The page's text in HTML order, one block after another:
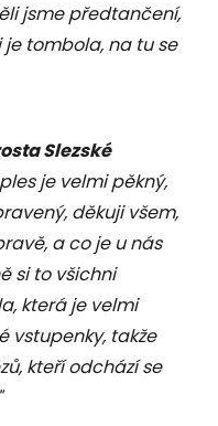
jsme předtančení,
tombola, na tu se
Slezské
je velmi pěkný,
děkuji všem,
a co je u nás
si to všichni
která je velmi
vstupenky, takže
kteří odchází se